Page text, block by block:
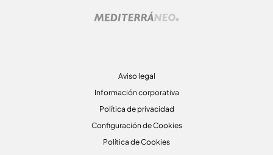
Aviso legal
Información corporativa
Política de privacidad
Configuración de Cookies
Política de Cookies